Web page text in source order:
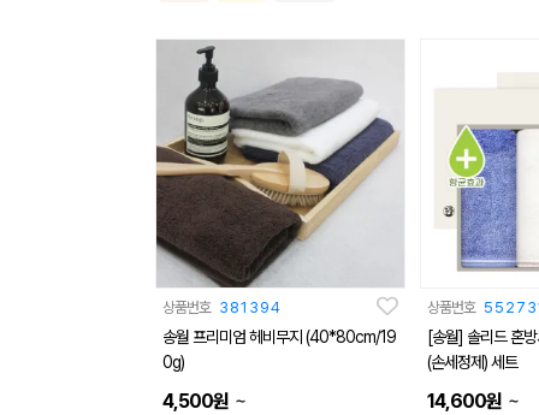
상품번호 381394
송월 프리미엄 헤비무지 (40*80cm/19
0g)
4,500원 ~
상품번호
[송월] 솔리드 혼
(손세정제) 세트
14,600원 ~